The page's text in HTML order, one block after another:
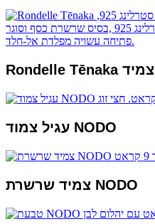
Rondelle Tēnaka צמיד
עגיל צמוד NODO
צמיד שרשרת NODO